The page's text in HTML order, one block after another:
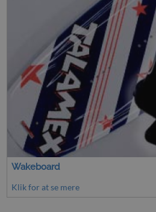
Wakeboard
Klik for at se mere